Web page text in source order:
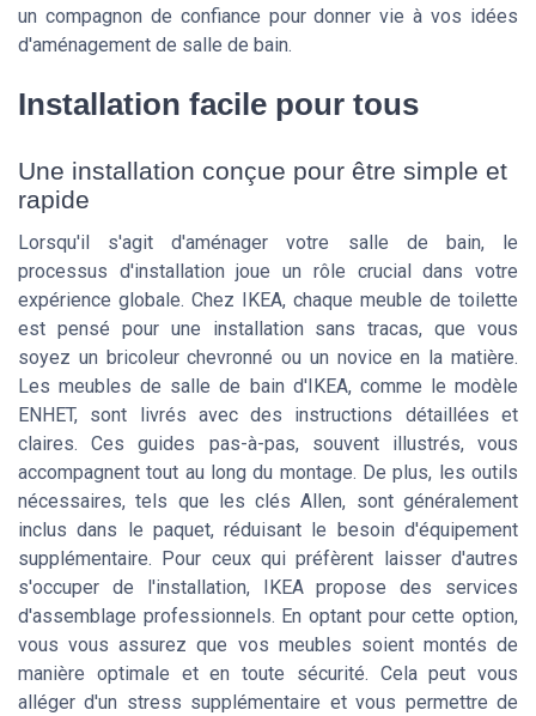
un compagnon de confiance pour donner vie à vos idées
d'aménagement de salle de bain.
Installation facile pour tous
Une installation conçue pour être simple et
rapide
Lorsqu'il s'agit d'aménager votre salle de bain, le
processus d'installation joue un rôle crucial dans votre
expérience globale. Chez IKEA, chaque meuble de toilette
est pensé pour une installation sans tracas, que vous
soyez un bricoleur chevronné ou un novice en la matière.
Les meubles de salle de bain d'IKEA, comme le modèle
ENHET, sont livrés avec des instructions détaillées et
claires. Ces guides pas-à-pas, souvent illustrés, vous
accompagnent tout au long du montage. De plus, les outils
nécessaires, tels que les clés Allen, sont généralement
inclus dans le paquet, réduisant le besoin d'équipement
supplémentaire. Pour ceux qui préfèrent laisser d'autres
s'occuper de l'installation, IKEA propose des services
d'assemblage professionnels. En optant pour cette option,
vous vous assurez que vos meubles soient montés de
manière optimale et en toute sécurité. Cela peut vous
alléger d'un stress supplémentaire et vous permettre de